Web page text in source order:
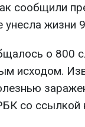
сообщили
унесла жизни
о 800
исходом.
со ссылкой